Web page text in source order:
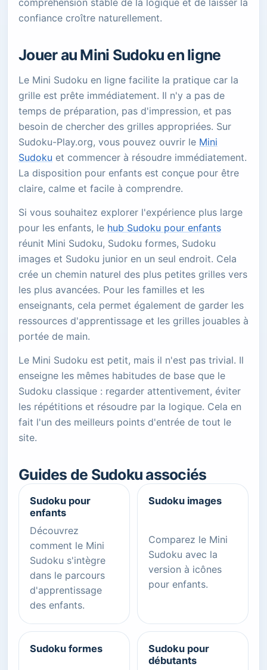
compréhension stable de la logique et de laisser la
confiance croître naturellement.
Jouer au Mini Sudoku en ligne
Le Mini Sudoku en ligne facilite la pratique car la
grille est prête immédiatement. Il n'y a pas de
temps de préparation, pas d'impression, et pas
besoin de chercher des grilles appropriées. Sur
Sudoku-Play.org, vous pouvez ouvrir le Mini
Sudoku et commencer à résoudre immédiatement.
La disposition pour enfants est conçue pour être
claire, calme et facile à comprendre.
Si vous souhaitez explorer l'expérience plus large
pour les enfants, le hub Sudoku pour enfants
réunit Mini Sudoku, Sudoku formes, Sudoku
images et Sudoku junior en un seul endroit. Cela
crée un chemin naturel des plus petites grilles vers
les plus avancées. Pour les familles et les
enseignants, cela permet également de garder les
ressources d'apprentissage et les grilles jouables à
portée de main.
Le Mini Sudoku est petit, mais il n'est pas trivial. Il
enseigne les mêmes habitudes de base que le
Sudoku classique : regarder attentivement, éviter
les répétitions et résoudre par la logique. Cela en
fait l'un des meilleurs points d'entrée de tout le
site.
Guides de Sudoku associés
Sudoku pour
enfants
Découvrez
comment le Mini
Sudoku s'intègre
dans le parcours
d'apprentissage
des enfants.
Sudoku images
Comparez le Mini
Sudoku avec la
version à icônes
pour enfants.
Sudoku formes
Sudoku pour
débutants